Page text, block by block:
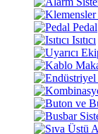
Pedal
Isıtıcı